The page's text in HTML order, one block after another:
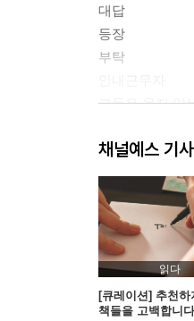
대답
등장
부탁
그들은 웃지 않
이것은 여행이
2차원의 악마
추모 도서 출간
당신의 마음에
나는 모스크바
요즘 학생들에
불행의 존재 자
행복
채널예스 기사
읽다
[큐레이션] 추천하
책들을 고백합니다